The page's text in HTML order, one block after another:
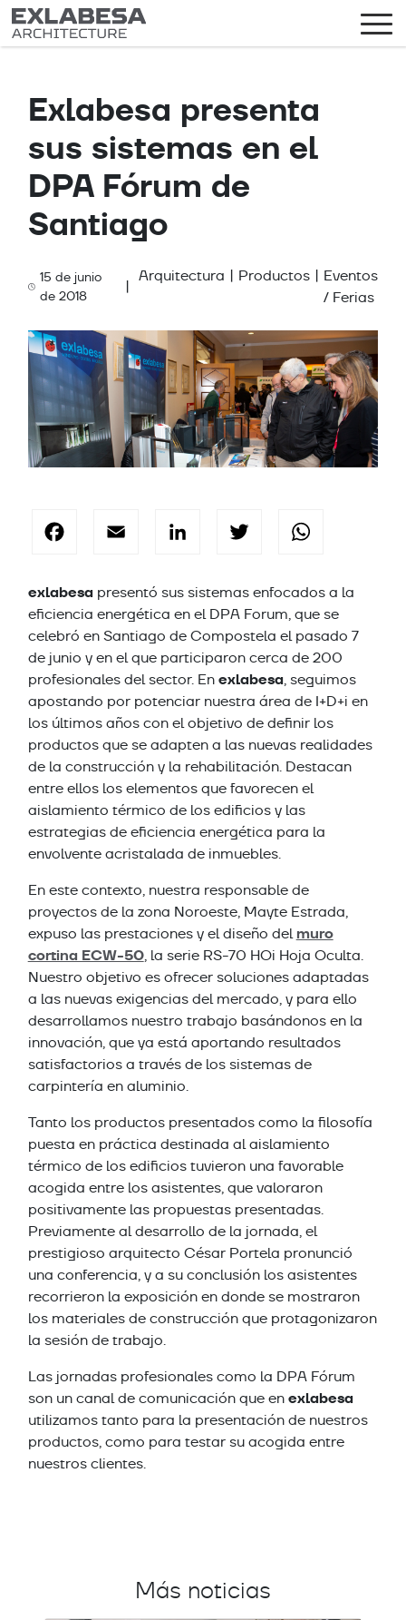
Exlabesa presenta
sus sistemas en el
DPA Fórum de
Santiago
15 de junio
de 2018
|
Categories
Arquitectura | Productos | Eventos
/ Ferias
Facebook
Email LinkedInTwitter
exlabesapresentó sus sistemas enfocados a la
eficiencia energética en el DPA Forum, que se
celebró en Santiago de Compostela el pasado 7
de junio y en el que participaron cerca de 200
profesionales del sector. Enexlabesa, seguimos
apostando por potenciar nuestra área de I+D+i en
los últimos años con el objetivo de definir los
productos que se adapten a las nuevas realidades
de la construcción y la rehabilitación. Destacan
entre ellos los elementos que favorecen el
aislamiento térmico de los edificios y las
estrategias de eficiencia energética para la
envolvente acristalada de inmuebles.
En este contexto, nuestra responsable de
proyectos de la zona Noroeste, Mayte Estrada,
expuso las prestaciones y el diseño delmuro
cortina ECW-50, la serie RS-70 HOi Hoja Oculta.
Nuestro objetivo es ofrecer soluciones adaptadas
a las nuevas exigencias del mercado, y para ello
desarrollamos nuestro trabajo basándonos en la
innovación, que ya está aportando resultados
satisfactorios a través de los sistemas de
carpintería en aluminio.
Tanto los productos presentados como la filosofía
puesta en práctica destinada al aislamiento
térmico de los edificios tuvieron una favorable
acogida entre los asistentes, que valoraron
positivamente las propuestas presentadas.
Previamente al desarrollo de la jornada, el
prestigioso arquitecto César Portela pronunció
una conferencia, y a su conclusión los asistentes
recorrieron la exposición en donde se mostraron
los materiales de construcción que protagonizaron
la sesión de trabajo.
Las jornadas profesionales como la DPA Fórum
son un canal de comunicación que enexlabesa
utilizamos tanto para la presentación de nuestros
productos, como para testar su acogida entre
nuestros clientes.
Más noticias